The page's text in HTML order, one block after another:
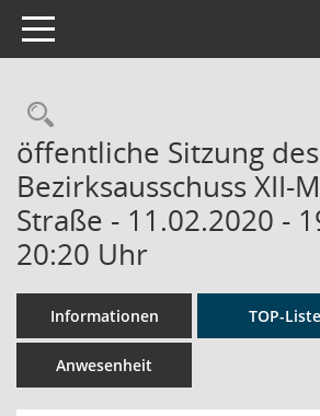
Toggle navigation
Rechercheauswahl
öffentliche Sitzung des
Bezirksausschuss XII-
Straße - 11.02.2020 -
20:20 Uhr
Informationen TOP-Liste
Anwesenheit